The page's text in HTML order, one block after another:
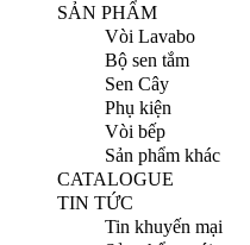
SẢN PHẨM
Vòi Lavabo
Bộ sen tắm
Sen Cây
Phụ kiện
Vòi bếp
Sản phẩm khác
CATALOGUE
TIN TỨC
Tin khuyến mại